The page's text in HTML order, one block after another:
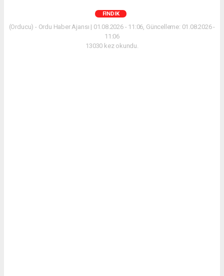
FINDIK
(Orducu) - Ordu Haber Ajansı | 01.08.2026 - 11:06, Güncelleme: 01.08.2026 -
11:06
13030 kez okundu.